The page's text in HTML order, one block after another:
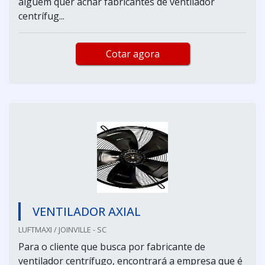
centrífug...
Cotar agora
VENTILADOR AXIAL
LUFTMAXI / JOINVILLE - SC
Para o cliente que busca por fabricante de
ventilador centrífugo, encontrará a empresa que é